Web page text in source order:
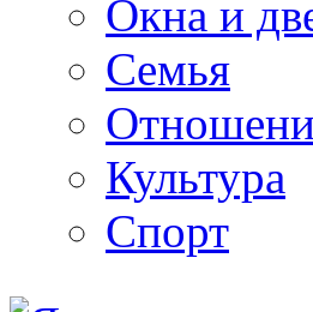
Окна и
Семья
Культура
Спорт